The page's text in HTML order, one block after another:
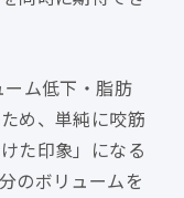
ム低下・脂肪
め、単純に咬筋
た印象」になる
のボリュームを